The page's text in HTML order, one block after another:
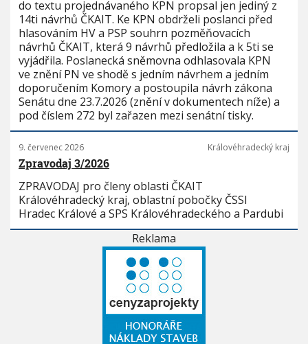
do textu projednávaného KPN propsal jen jediný z
14ti návrhů ČKAIT. Ke KPN obdrželi poslanci před
hlasováním HV a PSP souhrn pozměňovacích
návrhů ČKAIT, která 9 návrhů předložila a k 5ti se
vyjádřila. Poslanecká sněmovna odhlasovala KPN
ve znění PN ve shodě s jedním návrhem a jedním
doporučením Komory a postoupila návrh zákona
Senátu dne 23.7.2026 (znění v dokumentech níže) a
pod číslem 272 byl zařazen mezi senátní tisky.
9. červenec 2026 Královéhradecký kraj
Zpravodaj 3/2026
ZPRAVODAJ pro členy oblasti ČKAIT
Královéhradecký kraj, oblastní pobočky ČSSI
Hradec Králové a SPS Královéhradeckého a Pardubi
Reklama